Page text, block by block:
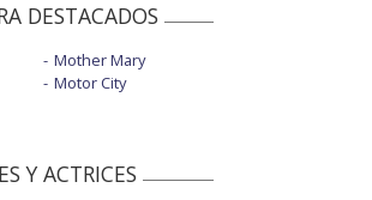
DESTACADOS
Mother Mary
Motor City
Y ACTRICES